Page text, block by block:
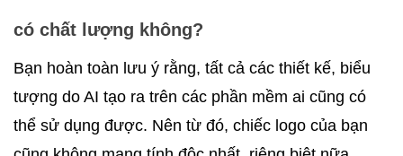
có chất lượng không?
Bạn hoàn toàn lưu ý rằng, tất cả các thiết kế, biểu
tượng do AI tạo ra trên các phần mềm ai cũng có
thể sử dụng được. Nên từ đó, chiếc logo của bạn